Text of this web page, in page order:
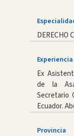
DERECHO
Experiencia
Ex
de la
Secretario
Ecuador.
Provincia